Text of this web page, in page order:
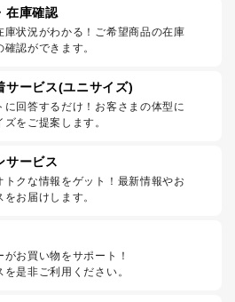
在庫確認
庫状況がわかる！ご希望商品の在庫
認ができます。
サービス(ユニサイズ)
に回答するだけ！お客さまの体型に
をご提案します。
サービス
トクな情報をゲット！最新情報やお
お届けします。
お買い物をサポート！
是非ご利用ください。